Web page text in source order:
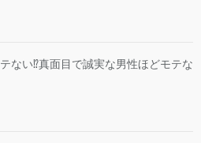
ない⁉︎真面目で誠実な男性ほどモテな